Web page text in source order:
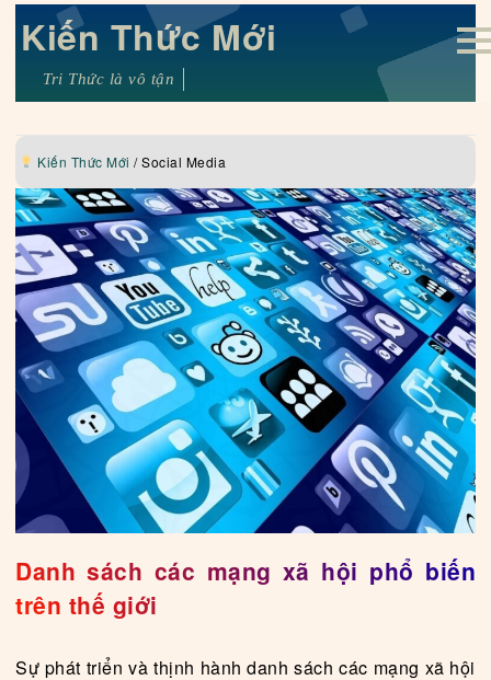
Kiến Thức Mới
Tri Thức là vô tận
Kiến Thức Mới /Social Media
Danh sách các mạng xã hội phổ biến
trên thế giới
Sự phát triển và thịnh hành danh sách các mạng xã hội